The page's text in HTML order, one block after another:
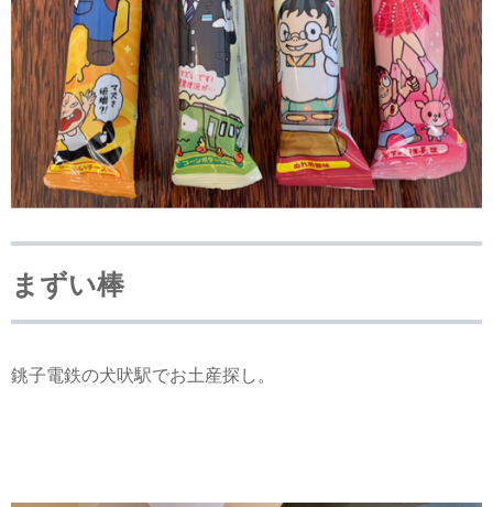
まずい棒
銚子電鉄の犬吠駅でお土産探し。